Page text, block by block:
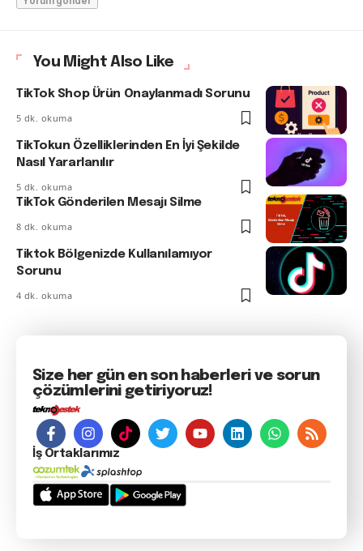
You Might Also Like
TikTok Shop Ürün Onaylanmadı Sorunu
5 dk. okuma
TikTokun Özelliklerinden En İyi Şekilde
Nasıl Yararlanılır
5 dk. okuma
TikTok Gönderilen Mesajı Silme
8 dk. okuma
Tiktok Bölgenizde Kullanılamıyor
Sorunu
4 dk. okuma
Size her gün en son haberleri ve sorun
çözümlerini getiriyoruz!
İş Ortaklarımız